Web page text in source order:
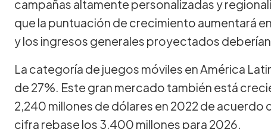
campañas altamente personalizadas y
que la puntuación de crecimiento aumentará
y los ingresos generales proyectados deberían
La categoría de juegos móviles en América
de 27%. Este gran mercado también está
2,240 millones de dólares en 2022 de acuerdo
cifra rebase los 3,400 millones para 2026.